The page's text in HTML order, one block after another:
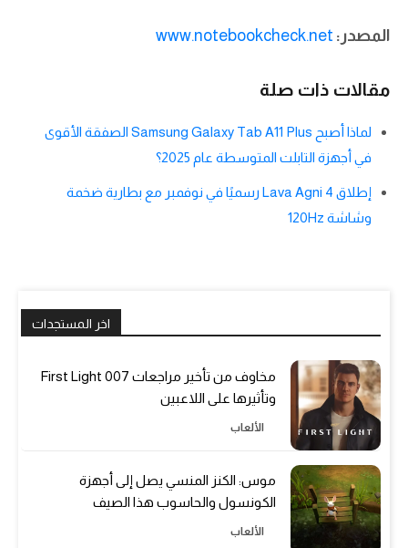
المصدر: www.notebookcheck.net
مقالات ذات صلة
لماذا أصبح Samsung Galaxy Tab A11 Plus الصفقة الأقوى
في أجهزة التابلت المتوسطة عام 2025؟
إطلاق Lava Agni 4 رسميًا في نوفمبر مع بطارية ضخمة
وشاشة 120Hz
اخر المستجدات
مخاوف من تأخير مراجعات 007 First Light
وتأثيرها على اللاعبين
الألعاب
موس: الكنز المنسي يصل إلى أجهزة
الكونسول والحاسوب هذا الصيف
الألعاب